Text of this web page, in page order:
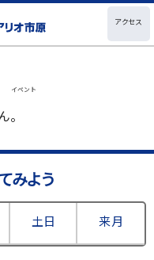
アクセス
イベント
みよう
土日 来月